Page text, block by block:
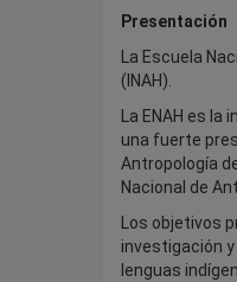
Presentación
La Escuela
(INAH).
La ENAH es
una fuerte
Antropología
Nacional de
Los objetivos
investigación
lenguas